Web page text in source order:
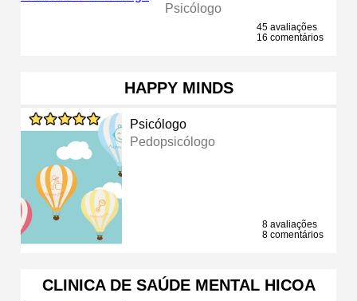
Psicólogo
45 avaliações
16 comentários
HAPPY MINDS
Psicólogo
Pedopsicólogo
8 avaliações
8 comentários
CLINICA DE SAÚDE MENTAL HICOA